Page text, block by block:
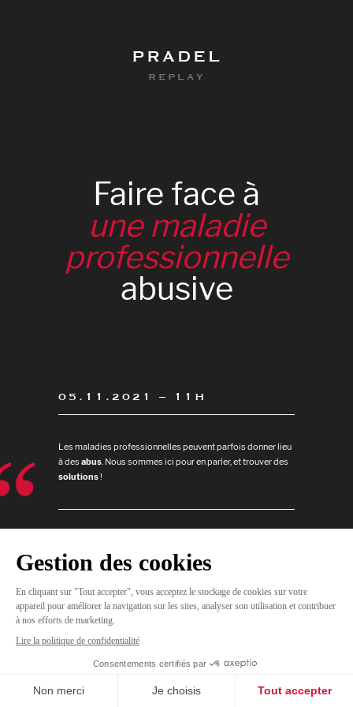
PRADEL
REPLAY
Faire face à
une maladie
professionnelle
abusive
JE
M'INSCRIS
05.11.2021 – 11H
Les maladies professionnelles peuvent parfois donner lieu
à desabus. Nous sommes ici pour en parler, et trouver des
solutions!